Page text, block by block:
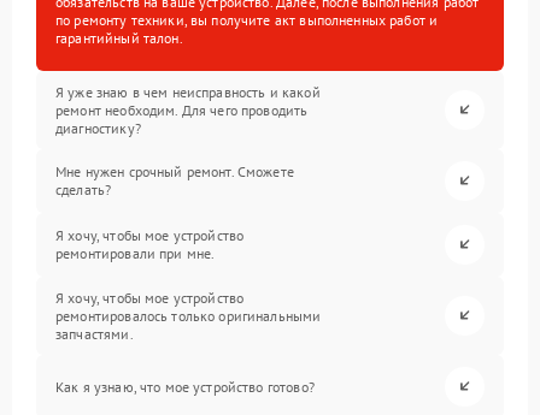
по ремонту техники, вы получите акт выполненных работ и
гарантийный талон.
Я уже знаю в чем неисправность и какой
ремонт необходим. Для чего проводить
диагностику?
Мне нужен срочный ремонт. Сможете
сделать?
Я хочу, чтобы мое устройство
ремонтировали при мне.
Я хочу, чтобы мое устройство
ремонтировалось только оригинальными
запчастями.
Как я узнаю, что мое устройство готово?